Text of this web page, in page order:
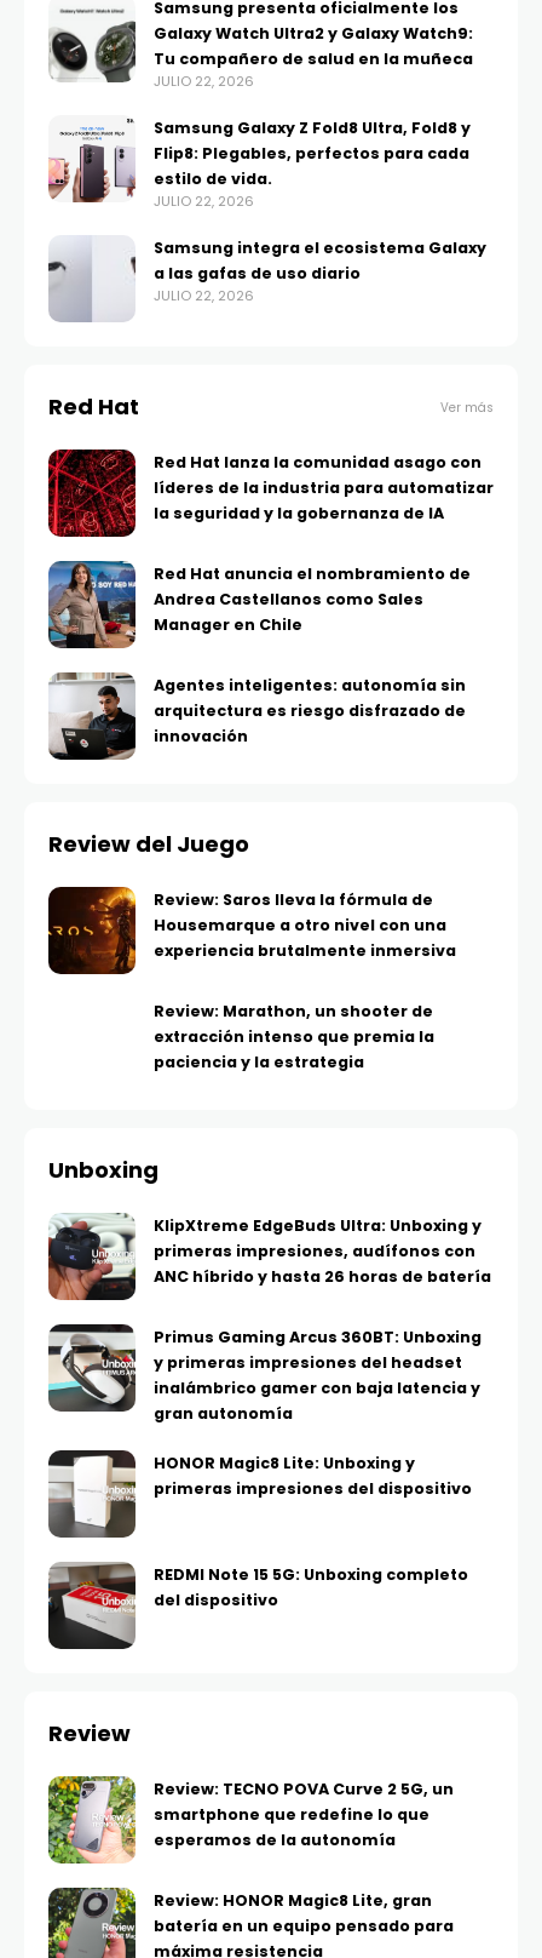
Samsung presenta oficialmente los
Galaxy Watch Ultra2 y Galaxy Watch9:
Tu compañero de salud en la muñeca
JULIO 22, 2026
Samsung Galaxy Z Fold8 Ultra, Fold8 y
Flip8: Plegables, perfectos para cada
estilo de vida.
JULIO 22, 2026
Samsung integra el ecosistema Galaxy
a las gafas de uso diario
JULIO 22, 2026
Red Hat Ver más
Red Hat lanza la comunidad asago con
líderes de la industria para automatizar
la seguridad y la gobernanza de IA
Red Hat anuncia el nombramiento de
Andrea Castellanos como Sales
Manager en Chile
Agentes inteligentes: autonomía sin
arquitectura es riesgo disfrazado de
innovación
Review del Juego
Review: Saros lleva la fórmula de
Housemarque a otro nivel con una
experiencia brutalmente inmersiva
Review: Marathon, un shooter de
extracción intenso que premia la
paciencia y la estrategia
Unboxing
KlipXtreme EdgeBuds Ultra: Unboxing y
primeras impresiones, audífonos con
ANC híbrido y hasta 26 horas de batería
Primus Gaming Arcus 360BT: Unboxing
y primeras impresiones del headset
inalámbrico gamer con baja latencia y
gran autonomía
HONOR Magic8 Lite: Unboxing y
primeras impresiones del dispositivo
REDMI Note 15 5G: Unboxing completo
del dispositivo
Review
Review: TECNO POVA Curve 2 5G, un
smartphone que redefine lo que
esperamos de la autonomía
Review: HONOR Magic8 Lite, gran
batería en un equipo pensado para
máxima resistencia